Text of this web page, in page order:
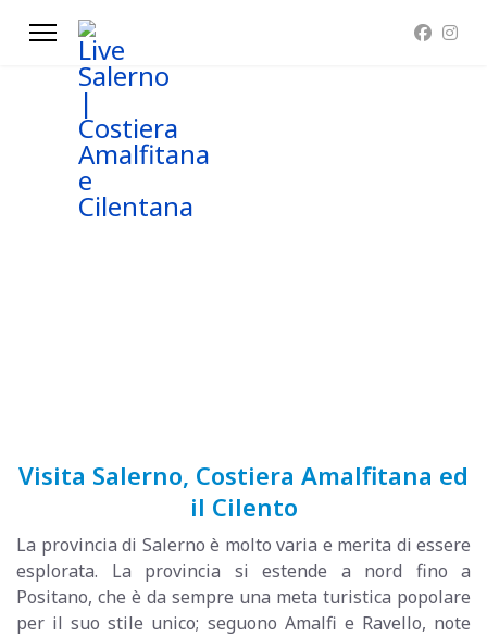
Visita Salerno, Costiera Amalfitana ed
il Cilento
La provincia di Salerno è molto varia e merita di essere
esplorata. La provincia si estende a nord fino a
Positano, che è da sempre una meta turistica popolare
per il suo stile unico; seguono Amalfi e Ravello, note